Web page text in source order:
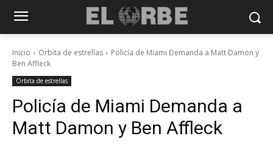
Inicio Orbita de estrellas
Policía de Miami Demanda a Matt Damon y
Ben Affleck
Orbita de estrellas
Policía de Miami Demanda a
Matt Damon y Ben Affleck